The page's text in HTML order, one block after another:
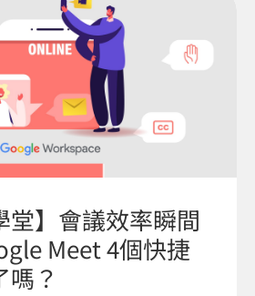
堂】會議效率瞬間
Meet 4個快捷
嗎？